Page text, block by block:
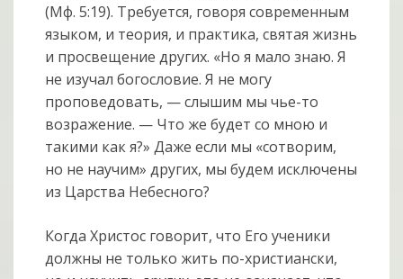
(Мф. 5:19). Требуется, говоря современным
языком, и теория, и практика, святая жизнь
и просвещение других. «Но я мало знаю. Я
не изучал богословие. Я не могу
проповедовать, — слышим мы чье-то
возражение. — Что же будет со мною и
такими как я?» Даже если мы «сотворим,
но не научим» других, мы будем исключены
из Царства Небесного?
Когда Христос говорит, что Его ученики
должны не только жить по-христиански,